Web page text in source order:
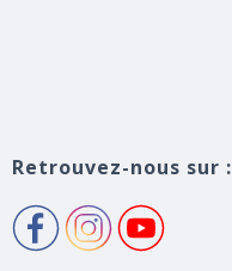
Retrouvez-nous sur :